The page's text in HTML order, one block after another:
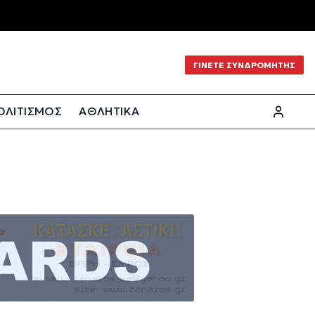
ΓΙΝΕΤΕ ΣΥΝΔΡΟΜΗΤΗΣ
ΑΘΛΗΤΙΚΑ